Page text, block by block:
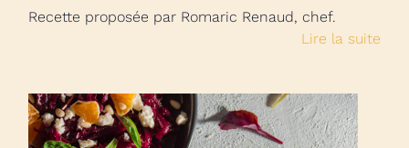
Recette proposée par Romaric Renaud, chef.
Lire la suite